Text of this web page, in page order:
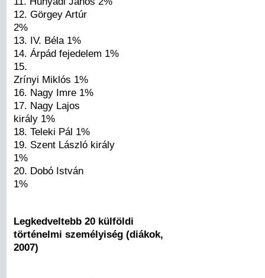
12. Görgey Artúr
2%
13. IV. Béla 1%
14. Árpád fejedelem 1%
15.
Zrínyi Miklós 1%
16. Nagy Imre 1%
17. Nagy Lajos
király 1%
18. Teleki Pál 1%
19. Szent László király
1%
20. Dobó István
1%
Legkedveltebb 20 külföldi
történelmi személyiség (diákok,
2007)